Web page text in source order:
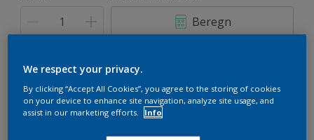
5L
Beregn
Legg i handleliste
We respect your privacy.
By clicking “Accept All Cookies”, you agree to the storing of cookies
on your device to enhance site navigation, analyze site usage, and
assist in our marketing efforts.
Info